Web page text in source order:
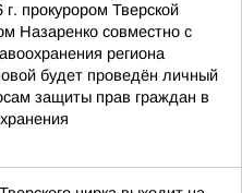
г. прокурором Тверской
Назаренко совместно с
региона
будет проведён личный
защиты прав граждан в